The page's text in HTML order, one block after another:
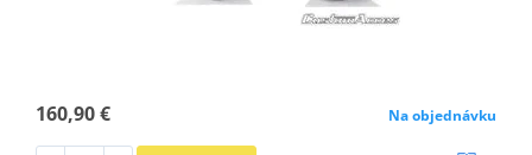
160,90 € Na objednávku